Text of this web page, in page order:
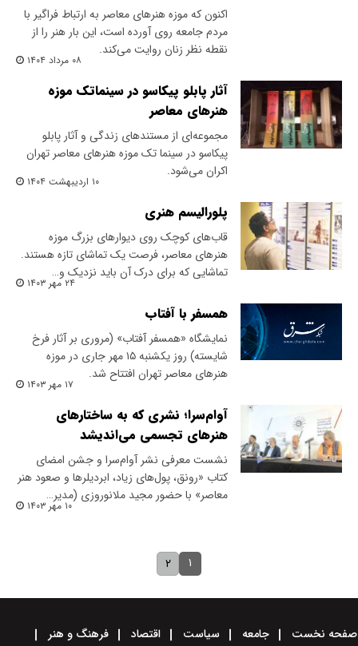
اکنون که موزه هنرهای معاصر به ارتباط فراگیر با
مردم جامعه روی آورده است، این بار هنر را از
نقطه نظر زنان روایت می‌کند.
۰۸ مرداد ۱۴۰۴
آثار پابلو پیکاسو در سینماتک موزه
هنرهای معاصر
مجموعه‌ای از مستندهای زندگی و آثار پابلو
پیکاسو در سینما تک موزه هنرهای معاصر تهران
اکران می‌شود.
۱۰ اردیبهشت ۱۴۰۴
پلورالیسم هنری
قاب‌های کوچک روی دیوارهای بزرگ موزه
هنرهای معاصر، فرصت یک تماشای تازه هستند.
تماشایی که برای درک آن باید نزدیک و…
۲۴ مهر ۱۴۰۳
همسفر با آفتاب
نمایشگاه «همسفر آفتاب» (مروری بر آثار فرخ
شایسته) روز یکشنبه ۱۵ مهر جاری در موزه
هنرهای معاصر تهران افتتاح شد.
۱۷ مهر ۱۴۰۳
آوام‌سرا؛ نشری که به ساختارهای
هنرهای تجسمی می‌اندیشد
نشست معرفی نشر آوام‌سرا و جشن امضای
کتاب «رونق، پول‌های زیاد، ابردیلرها و صعود هنر
معاصر» با حضور مجید ملانوروزی (مدیر…
۱۰ مهر ۱۴۰۳
۱ ۲
صفحه نخست جامعه سیاست اقتصاد
فرهنگ و هنر